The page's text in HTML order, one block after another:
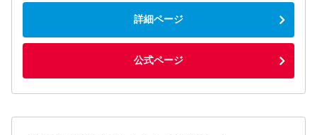
詳細ページ
公式ページ